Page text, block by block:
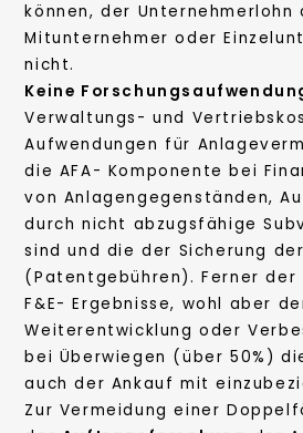
können, der Unternehmerlohn
Mitunternehmer oder
nicht.
Keine
Verwaltungs- und
Aufwendungen für
die AFA- Komponente bei
von Anlagengegenständen,
durch nicht abzugsfähige
sind und die der Sicherung
(Patentgebühren). Ferner
F&E- Ergebnisse, wohl aber
Weiterentwicklung oder
bei Überwiegen (über 50%)
auch der Ankauf mit
Zur Vermeidung einer